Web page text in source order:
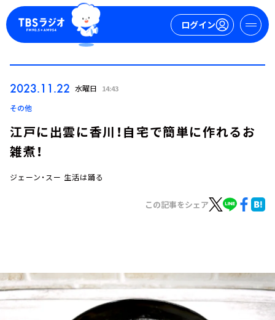
ログイン
お知らせ
イベント・グッズ
YouTube
2023.11.22 水曜日 14:43
その他
江戸に出雲に香川！自宅で簡単に作れるお
雑煮！
ジェーン・スー 生活は踊る
この記事をシェア